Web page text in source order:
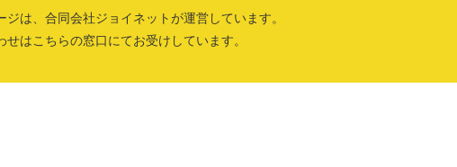
ジは、合同会社ジョイネットが運営しています。
せはこちらの窓口にてお受けしています。